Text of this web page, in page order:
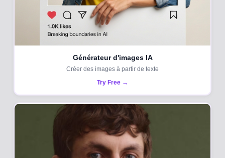
Générateur d'images IA
Créer des images à partir de texte
Try Free →